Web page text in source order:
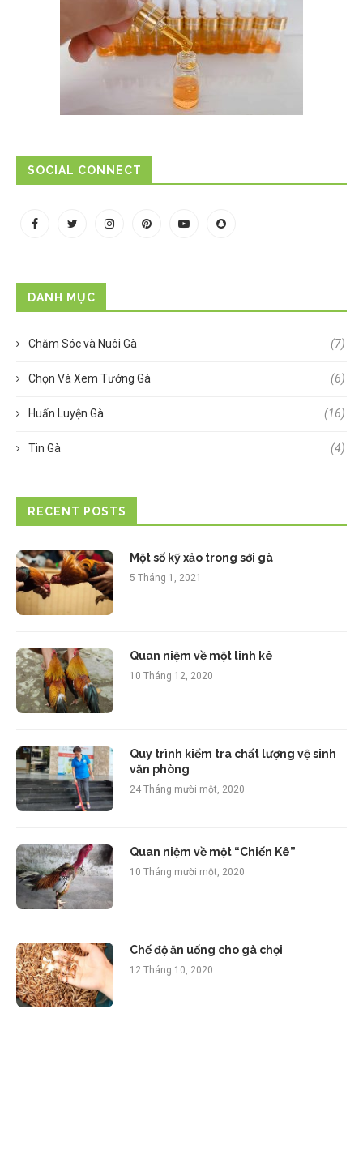
SOCIAL CONNECT
DANH MỤC
Chăm Sóc và Nuôi Gà (7)
Chọn Và Xem Tướng Gà (6)
Huấn Luyện Gà (16)
Tin Gà (4)
RECENT POSTS
Một số kỹ xảo trong sới gà
5 Tháng 1, 2021
Quan niệm về một linh kê
10 Tháng 12, 2020
Quy trình kiểm tra chất lượng vệ sinh
văn phòng
24 Tháng mười một, 2020
Quan niệm về một “Chiến Kê”
10 Tháng mười một, 2020
Chế độ ăn uống cho gà chọi
12 Tháng 10, 2020